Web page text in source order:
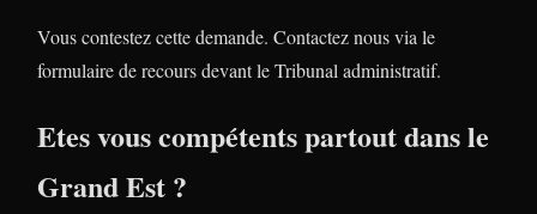
Vous contestez cette demande. Contactez nous via le
formulaire de recours devant le Tribunal administratif.
Etes vous compétents partout dans le
Grand Est ?